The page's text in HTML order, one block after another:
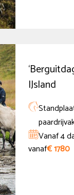
IJsland
Vanaf 4
vanaf€ 1780